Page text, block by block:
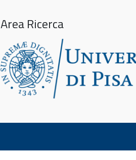
Area Ricerca